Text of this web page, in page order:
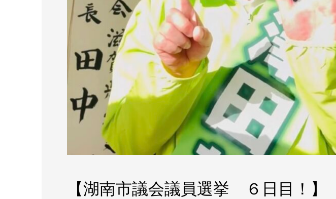
【湖南市議会議員選挙 ６日目！】